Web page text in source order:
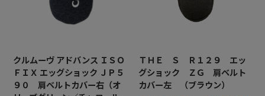
クルムーヴ アドバンス ＩＳＯ
ＦＩＸ エッグショック ＪＰ５
９０ 肩ベルトカバー右（オ
ＴＨＥ Ｓ Ｒ１２９ エッ
グショック ＺＧ 肩ベルト
カバー左 （ブラウン）